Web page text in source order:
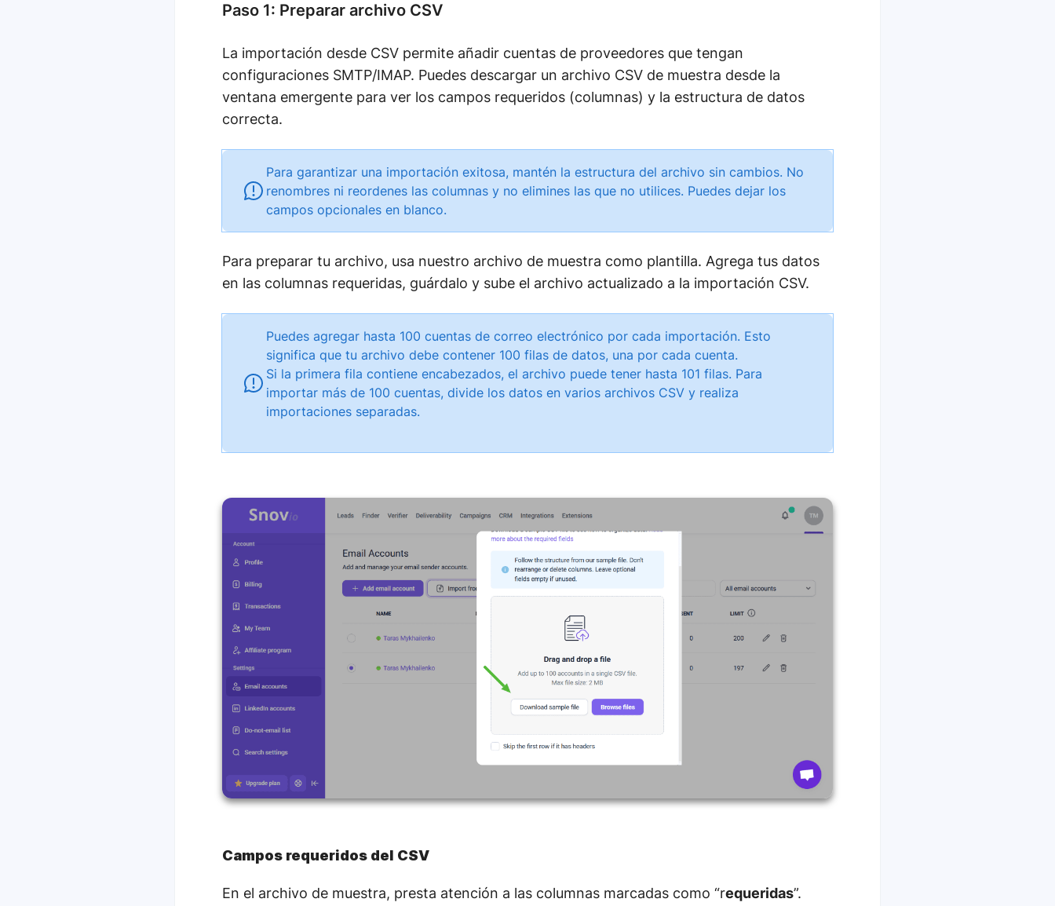
Paso 1: Preparar archivo CSV
La importación desde CSV permite añadir cuentas de proveedores que tengan
configuraciones SMTP/IMAP. Puedes descargar un archivo CSV de muestra desde la
ventana emergente para ver los campos requeridos (columnas) y la estructura de datos
correcta.
Para garantizar una importación exitosa, mantén la estructura del archivo sin cambios. No
renombres ni reordenes las columnas y no elimines las que no utilices. Puedes dejar los
campos opcionales en blanco.
Para preparar tu archivo, usa nuestro archivo de muestra como plantilla. Agrega tus datos
en las columnas requeridas, guárdalo y sube el archivo actualizado a la importación CSV.
Puedes agregar hasta 100 cuentas de correo electrónico por cada importación. Esto
significa que tu archivo debe contener 100 filas de datos, una por cada cuenta.
Si la primera fila contiene encabezados, el archivo puede tener hasta 101 filas. Para
importar más de 100 cuentas, divide los datos en varios archivos CSV y realiza
importaciones separadas.
Campos requeridos del CSV
En el archivo de muestra, presta atención a las columnas marcadas como “requeridas”.